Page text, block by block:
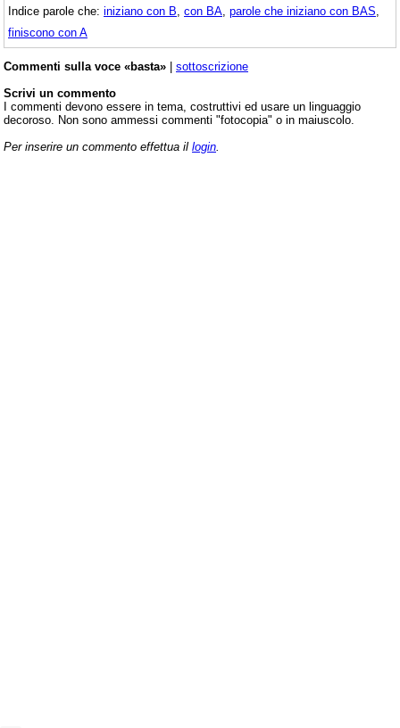
Indice parole che: iniziano con B con BA parole che iniziano con BAS
finiscono con A
Commenti sulla voce «basta» | sottoscrizione
Scrivi un commento
I commenti devono essere in tema, costruttivi ed usare un linguaggio
decoroso. Non sono ammessi commenti "fotocopia" o in maiuscolo.
Per inserire un commento effettua il login